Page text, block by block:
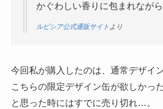
かぐわしい香りに包まれながら
ルピシア公式通販サイト より
今回私が購入したのは、通常デザイ
こちらの限定デザイン缶が欲しかっ
と思った時にはすでに売り切れ…。